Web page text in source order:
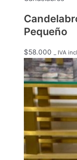
Pequeño
$58.000 _ IVA